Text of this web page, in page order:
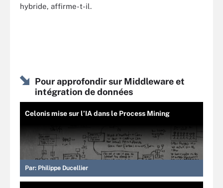
hybride, affirme-t-il.
Pour approfondir sur Middleware et
intégration de données
Celonis mise sur l’IA dans le Process Mining
Par: Philippe Ducellier